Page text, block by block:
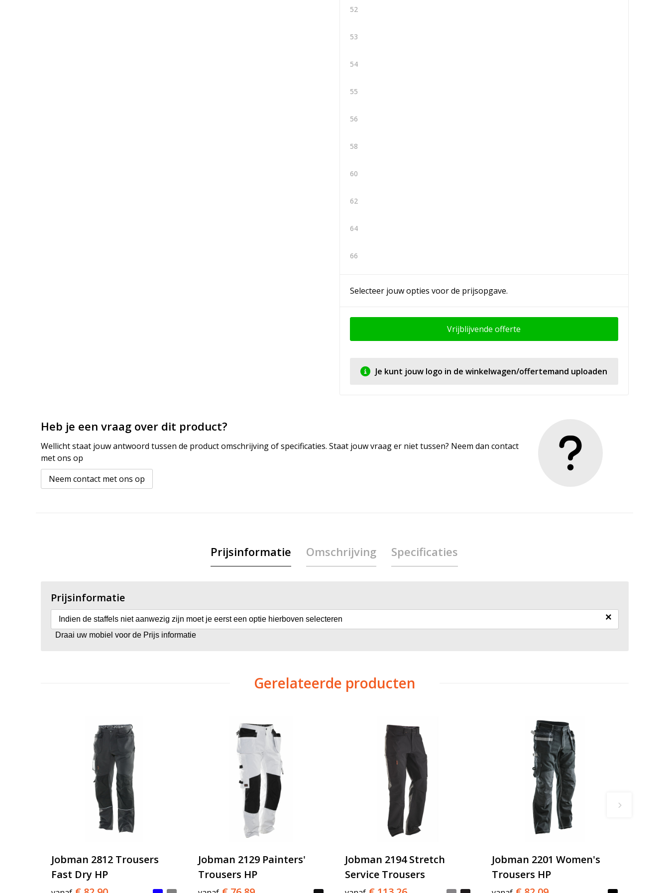
52
53
54
55
56
58
60
62
64
66
Selecteer jouw opties voor de prijsopgave.
Vrijblijvende offerte
Je kunt jouw logo in de winkelwagen/offertemand uploaden
Heb je een vraag over dit product?
Wellicht staat jouw antwoord tussen de product omschrijving of specificaties. Staat jouw vraag er niet tussen? Neem dan contact
met ons op
Neem contact met ons op
Prijsinformatie Omschrijving Specificaties
Prijsinformatie
Indien de staffels niet aanwezig zijn moet je eerst een optie hierboven selecteren ×
Draai uw mobiel voor de Prijs informatie
Gerelateerde producten
Jobman 2812 Trousers
Fast Dry HP
Jobman 2129 Painters'
Trousers HP
Jobman 2194 Stretch
Service Trousers
Jobman 2201 Women's
Trousers HP